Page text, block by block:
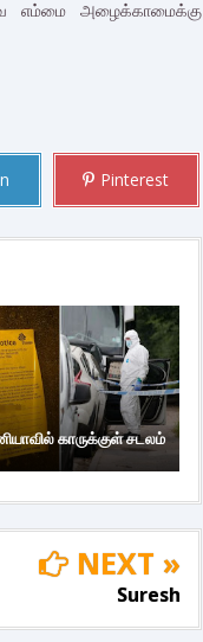
எம்மை அழைக்காமைக்கு
Pinterest
காருக்குள் சடலம்
NEXT »
Suresh